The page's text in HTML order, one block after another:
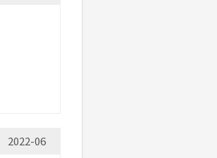
2022-06